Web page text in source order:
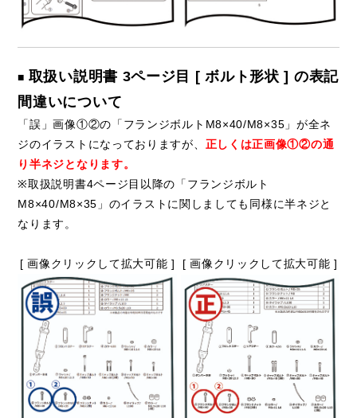
■ 取扱い説明書 3ページ目 [ ボルト形状 ] の表記
間違いについて
「誤」画像①②の「フランジボルトM8×40/M8×35」が全ネ
ジのイラストになっておりますが、 正しくは正画像①②の通
り半ネジとなります。
※取扱説明書4ページ目以降の「フランジボルト
M8×40/M8×35」のイラストに関しましても同様に半ネジと
なります。
[ 画像クリックして拡大可能 ] [ 画像クリックして拡大可能 ]